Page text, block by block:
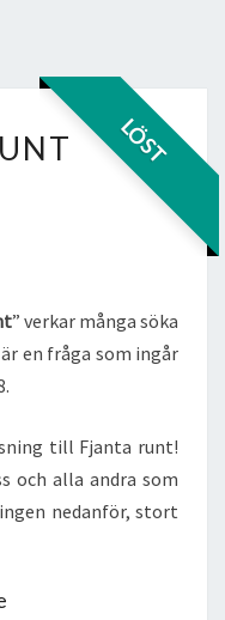
LÖST
” verkar många söka
en fråga som ingår
till Fjanta runt!
och alla andra som
nedanför, stort